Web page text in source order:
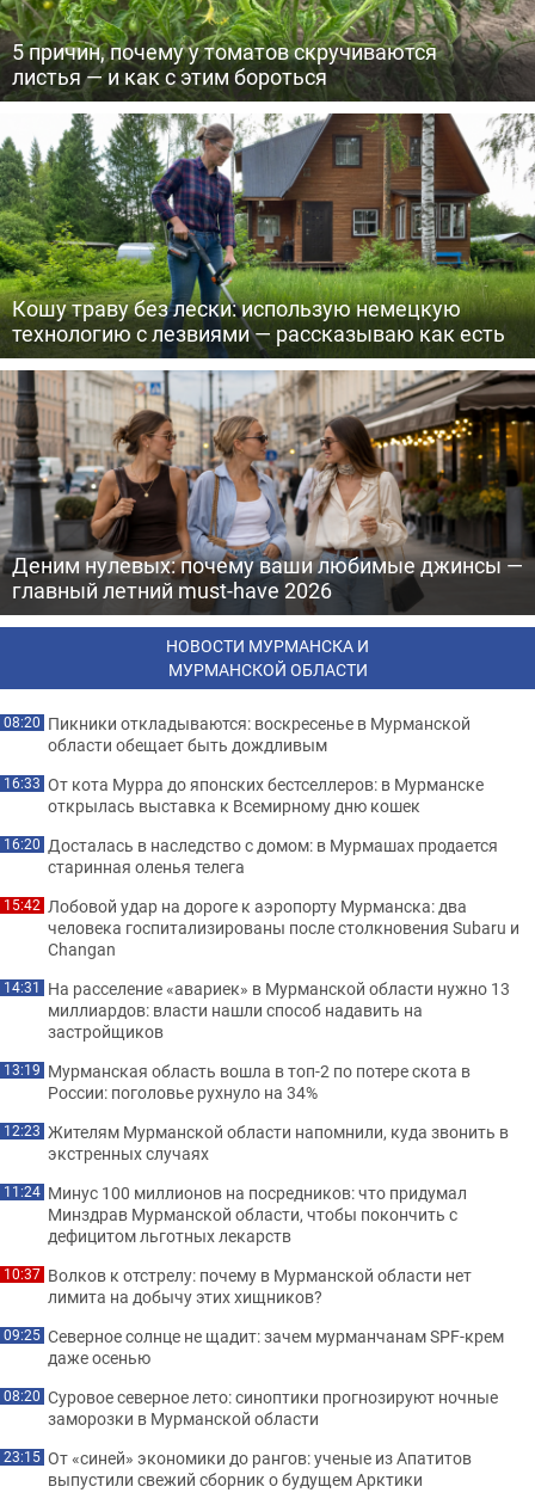
5 причин, почему у томатов скручиваются
листья — и как с этим бороться
Кошу траву без лески: использую немецкую
технологию с лезвиями — рассказываю как есть
Деним нулевых: почему ваши любимые джинсы —
главный летний must-have 2026
НОВОСТИ МУРМАНСКА И
МУРМАНСКОЙ ОБЛАСТИ
08:20 Пикники откладываются: воскресенье в Мурманской
области обещает быть дождливым
16:33 От кота Мурра до японских бестселлеров: в Мурманске
открылась выставка к Всемирному дню кошек
16:20 Досталась в наследство с домом: в Мурмашах продается
старинная оленья телега
15:42 Лобовой удар на дороге к аэропорту Мурманска: два
человека госпитализированы после столкновения Subaru и
Changan
14:31 На расселение «авариек» в Мурманской области нужно 13
миллиардов: власти нашли способ надавить на
застройщиков
13:19 Мурманская область вошла в топ-2 по потере скота в
России: поголовье рухнуло на 34%
12:23 Жителям Мурманской области напомнили, куда звонить в
экстренных случаях
11:24 Минус 100 миллионов на посредников: что придумал
Минздрав Мурманской области, чтобы покончить с
дефицитом льготных лекарств
10:37 Волков к отстрелу: почему в Мурманской области нет
лимита на добычу этих хищников?
09:25 Северное солнце не щадит: зачем мурманчанам SPF-крем
даже осенью
08:20 Суровое северное лето: синоптики прогнозируют ночные
заморозки в Мурманской области
23:15 От «синей» экономики до рангов: ученые из Апатитов
выпустили свежий сборник о будущем Арктики